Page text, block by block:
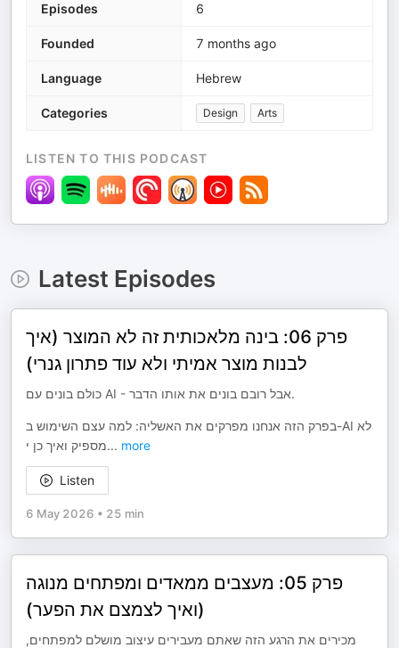
Episodes 6
Founded 7 months ago
Language Hebrew
Categories Design Arts
LISTEN TO THIS PODCAST
Latest Episodes
פרק 06: בינה מלאכותית זה לא המוצר (איך
לבנות מוצר אמיתי ולא עוד פתרון גנרי)
כולם בונים עם AI - אבל רובם בונים את אותו הדבר.
בפרק הזה אנחנו מפרקים את האשליה: למה עצם השימוש ב-AI לא
מספיק ואיך כן י... more
Listen
6 May 2026 • 25 min
פרק 05: מעצבים ממאדים ומפתחים מנוגה
(ואיך לצמצם את הפער)
מכירים את הרגע הזה שאתם מעבירים עיצוב מושלם למפתחים,